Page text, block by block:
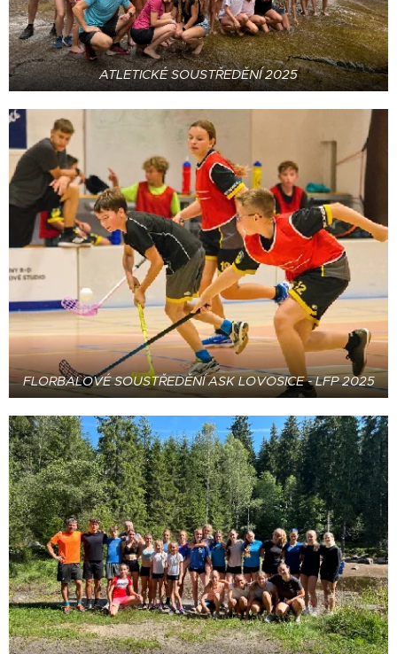
ATLETICKÉ SOUSTŘEDĚNÍ 2025
FLORBALOVÉ SOUSTŘEDĚNÍ ASK LOVOSICE - LFP 2025